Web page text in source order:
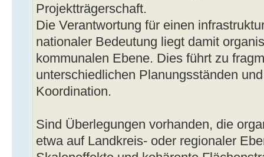
Projektträgerschaft.
Die Verantwortung für einen
nationaler Bedeutung liegt damit
kommunalen Ebene. Dies führt zu
unterschiedlichen Planungsständen
Koordination.
Sind Überlegungen vorhanden, die
etwa auf Landkreis- oder regionaler